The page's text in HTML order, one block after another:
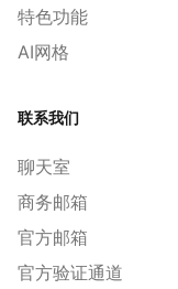
特色功能
AI网格
联系我们
聊天室
商务邮箱
官方邮箱
官方验证通道